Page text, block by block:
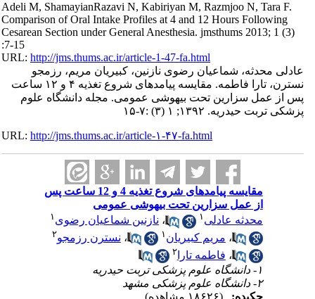
Adeli M, ShamayianRazavi N, Kabiriyan M, Razmjoo N,
Comparison of Oral Intake Profiles at 4 and 12 Hours
Cesarean Section under General Anesthesia. jmsthums 2013;
URL:http://jms.thums.ac.ir/article-1-47-fa.html
محدثه، شماعیان رضوی نازنین، کبیریان مریم، رزمجو
نسترن، تارا فاطمه. مقایسه پیامدهای شروع تغذیه ۴ و ۱۲ ساعت
عمل سزارین تحت بیهوشی عمومی. مجله دانشگاه علوم
حیدریه. ۱۳۹۲; ۱ (۳) :۷-۱۵
URL:http://jms.thums.ac.ir/article-۱-۴۷-fa.html
مقایسه پیامدهای شروع تغذیه 4 و 12 ساعت پس
از عمل سزارین تحت بیهوشی عمومی
محدثه عادلی۱ ، نازنین شماعیان رضوی۱
مریم کبیریان ۱ ، نسترن رزمجو۲
فاطمه تارا
(۱۸۶۲۶ مشاهده)